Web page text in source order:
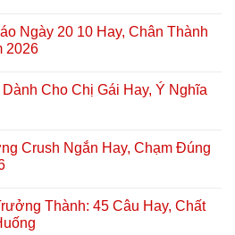
Ngày 20 10 Hay, Chân Thành
2026
Cho Chị Gái Hay, Ý Nghĩa
Crush Ngắn Hay, Chạm Đúng
Thành: 45 Câu Hay, Chất